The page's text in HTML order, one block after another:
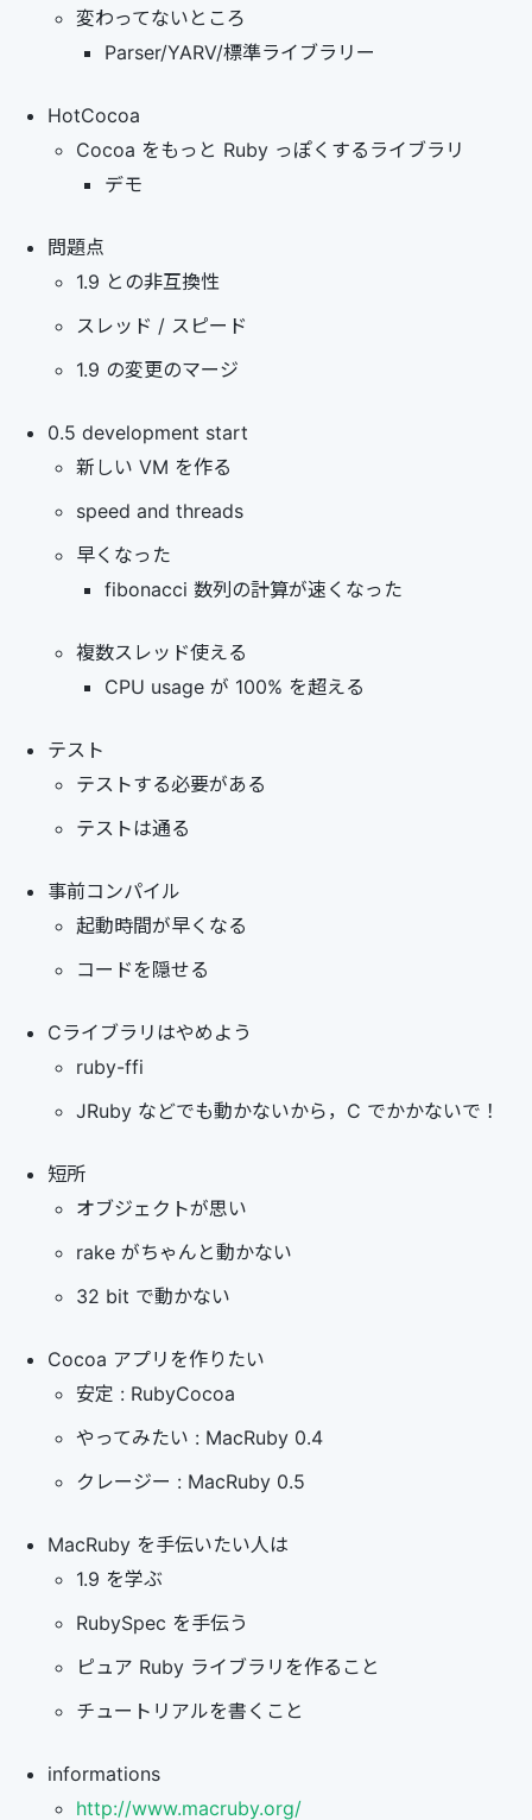
変わってないところ
Parser/YARV/標準ライブラリー
HotCocoa
Cocoa をもっと Ruby っぽくするライブラリ
デモ
問題点
1.9 との非互換性
スレッド / スピード
1.9 の変更のマージ
0.5 development start
新しい VM を作る
speed and threads
早くなった
fibonacci 数列の計算が速くなった
複数スレッド使える
CPU usage が 100% を超える
テスト
テストする必要がある
テストは通る
事前コンパイル
起動時間が早くなる
コードを隠せる
Cライブラリはやめよう
ruby-ffi
JRuby などでも動かないから，C でかかないで！
短所
オブジェクトが思い
rake がちゃんと動かない
32 bit で動かない
Cocoa アプリを作りたい
安定 : RubyCocoa
やってみたい : MacRuby 0.4
クレージー : MacRuby 0.5
MacRuby を手伝いたい人は
1.9 を学ぶ
RubySpec を手伝う
ピュア Ruby ライブラリを作ること
チュートリアルを書くこと
informations
http://www.macruby.org/